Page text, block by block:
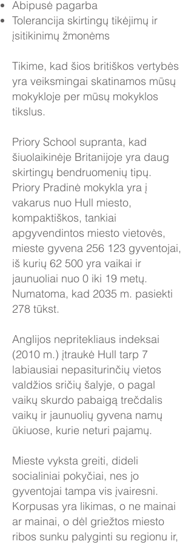
Abipusė pagarba
Tolerancija skirtingų tikėjimų ir
įsitikinimų žmonėms
Tikime, kad šios britiškos vertybės
yra veiksmingai skatinamos mūsų
mokykloje per mūsų mokyklos
tikslus.
Priory School supranta, kad
šiuolaikinėje Britanijoje yra daug
skirtingų bendruomenių tipų.
Priory Pradinė mokykla yra į
vakarus nuo Hull miesto,
kompaktiškos, tankiai
apgyvendintos miesto vietovės,
mieste gyvena 256 123 gyventojai,
iš kurių 62 500 yra vaikai ir
jaunuoliai nuo 0 iki 19 metų.
Numatoma, kad 2035 m. pasiekti
278 tūkst.
Anglijos nepritekliaus indeksai
(2010 m.) įtraukė Hull tarp 7
labiausiai nepasiturinčių vietos
valdžios sričių šalyje, o pagal
vaikų skurdo pabaigą trečdalis
vaikų ir jaunuolių gyvena namų
ūkiuose, kurie neturi pajamų.
Mieste vyksta greiti, dideli
socialiniai pokyčiai, nes jo
gyventojai tampa vis įvairesni.
Korpusas yra likimas, o ne mainai
ar mainai, o dėl griežtos miesto
ribos sunku palyginti su regionu ir,